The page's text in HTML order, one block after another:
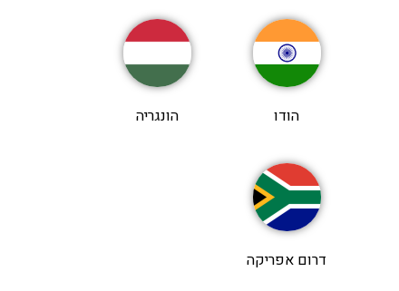
הודו הונגריה
דרום אפריקה